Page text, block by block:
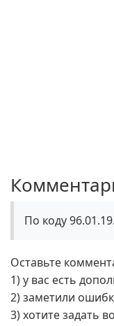
По коду
Оставьте
1) у вас есть
2) заметили
3) хотите задать